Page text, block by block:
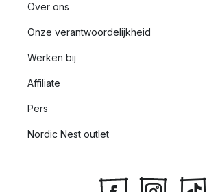
Over ons
Onze verantwoordelijkheid
Werken bij
Affiliate
Pers
Nordic Nest outlet